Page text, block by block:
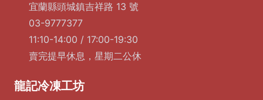
宜蘭縣頭城鎮吉祥路 13 號
03-9777377
11:10-14:00 / 17:00-19:30
賣完提早休息，星期二公休
龍記冷凍工坊